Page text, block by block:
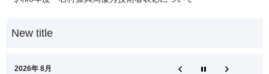
2026年 8月